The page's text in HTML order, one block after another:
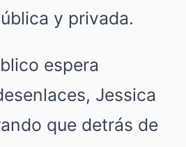
y privada.
espera
Jessica
que detrás de